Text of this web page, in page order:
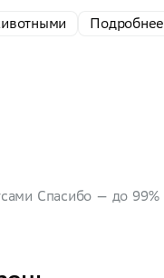
Подробнее
Спасибо — до 99%